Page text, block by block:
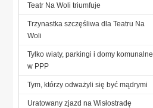
Teatr Na Woli triumfuje
Trzynastka szczęśliwa dla Teatru Na
Woli
Tylko wiaty, parkingi i domy komunalne
w PPP
Tym, którzy odważyli się być mądrymi
Uratowany zjazd na Wisłostradę